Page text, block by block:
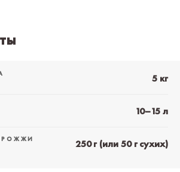
5 кг
10–15 л
250 г (или 50 г сухих)